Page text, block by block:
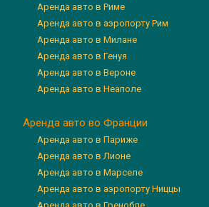
Аренда авто в Риме
Аренда авто в аэропорту Рим
Аренда авто в Милане
Аренда авто в Генуя
Аренда авто в Вероне
Аренда авто в Неаполе
Аренда авто во Франции
Аренда авто в Париже
Аренда авто в Лионе
Аренда авто в Марселе
Аренда авто в аэропорту Ниццы